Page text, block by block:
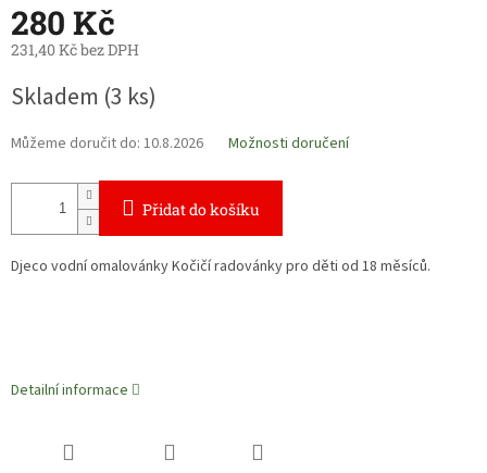
280 Kč
231,40 Kč bez DPH
cena:
Skladem (3 ks)
Můžeme doručit do: 10.8.2026 Možnosti doručení
Přidat do košíku
Djeco vodní omalovánky Kočičí radovánky pro děti od 18 měsíců.
Detailní informace